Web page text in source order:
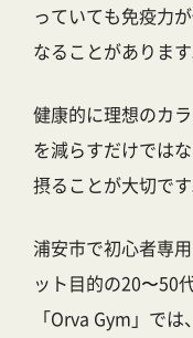
っていても免疫力
なることがあります
健康的に理想のカ
を減らすだけでは
摂ることが大切です
浦安市で初心者専
ット目的の20〜50
「Orva Gym」で